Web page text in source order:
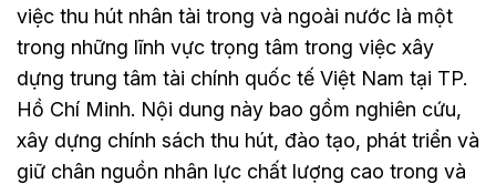
việc thu hút nhân tài trong và ngoài nước là một
trong những lĩnh vực trọng tâm trong việc xây
dựng trung tâm tài chính quốc tế Việt Nam tại TP.
Hồ Chí Minh. Nội dung này bao gồm nghiên cứu,
xây dựng chính sách thu hút, đào tạo, phát triển và
giữ chân nguồn nhân lực chất lượng cao trong và